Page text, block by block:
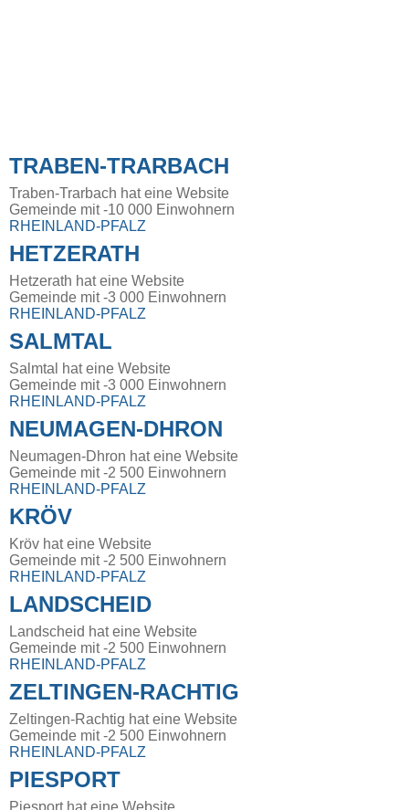
TRABEN-TRARBACH
Traben-Trarbach hat eine Website
Gemeinde mit -10 000 Einwohnern
RHEINLAND-PFALZ
HETZERATH
Hetzerath hat eine Website
Gemeinde mit -3 000 Einwohnern
RHEINLAND-PFALZ
SALMTAL
Salmtal hat eine Website
Gemeinde mit -3 000 Einwohnern
RHEINLAND-PFALZ
NEUMAGEN-DHRON
Neumagen-Dhron hat eine Website
Gemeinde mit -2 500 Einwohnern
RHEINLAND-PFALZ
KRÖV
Kröv hat eine Website
Gemeinde mit -2 500 Einwohnern
RHEINLAND-PFALZ
LANDSCHEID
Landscheid hat eine Website
Gemeinde mit -2 500 Einwohnern
RHEINLAND-PFALZ
ZELTINGEN-RACHTIG
Zeltingen-Rachtig hat eine Website
Gemeinde mit -2 500 Einwohnern
RHEINLAND-PFALZ
PIESPORT